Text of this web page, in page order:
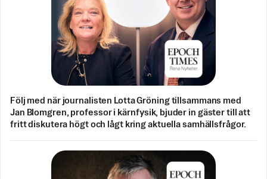
Följ med när journalisten Lotta Gröning tillsammans med
Jan Blomgren, professor i kärnfysik, bjuder in gäster till att
fritt diskutera högt och lågt kring aktuella samhällsfrågor.